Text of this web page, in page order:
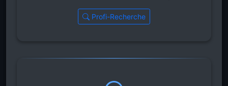
Profi-Recherche